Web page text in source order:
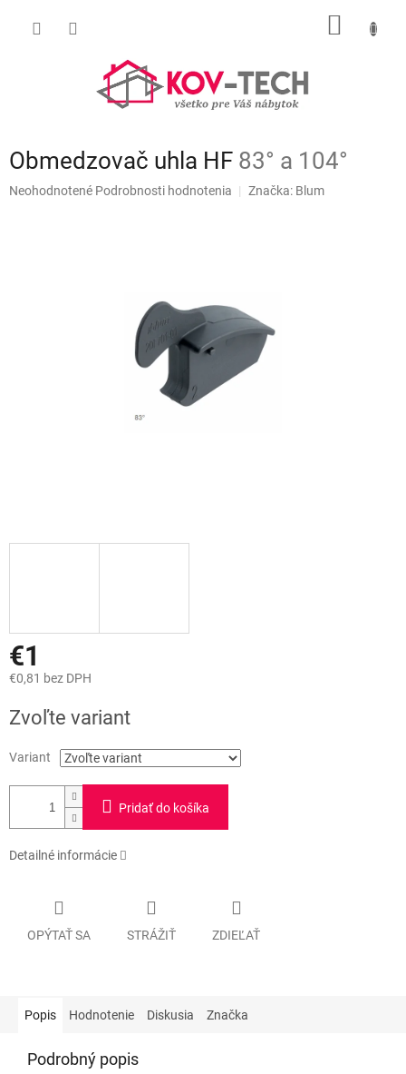
Obmedzovač uhla HF 83° a 104°
Priemerné
Neohodnotené Podrobnosti hodnotenia Značka: Blum
€1
€0,81 bez DPH
cena:
Zvoľte variant
Variant
Pridať do košíka
Detailné informácie
OPÝTAŤ SA STRÁŽIŤ ZDIEĽAŤ
Popis Hodnotenie Diskusia Značka
Podrobný popis